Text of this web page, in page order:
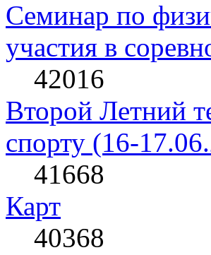
Семинар по
участия в
42016
Второй Летний
спорту (16-
41668
Карт
40368